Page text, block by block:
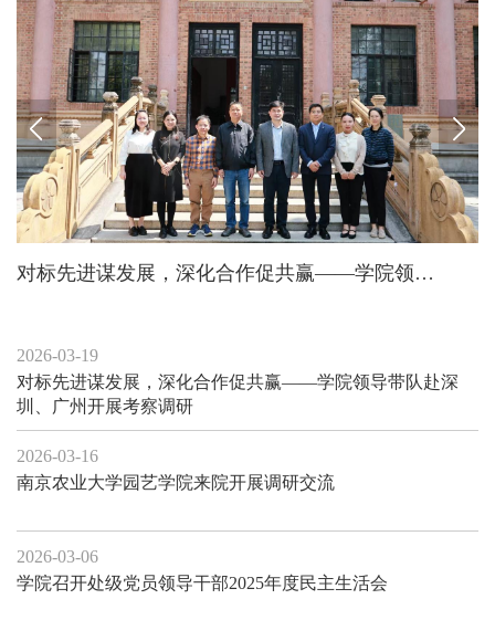
对标先进谋发展，深化合作促共赢——学院领导带队赴深圳、广州开展考察调研
2026-03-19
对标先进谋发展，深化合作促共赢——学院领导带队赴深
圳、广州开展考察调研
2026-03-16
南京农业大学园艺学院来院开展调研交流
2026-03-06
学院召开处级党员领导干部2025年度民主生活会